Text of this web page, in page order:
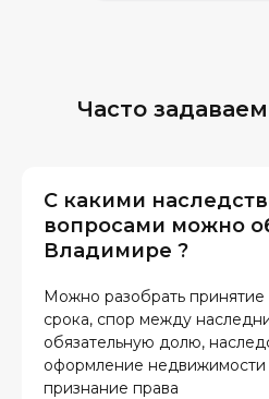
Часто
С какими
вопросами можно
Владимире ?
Можно разобрать принятие
срока, спор между
обязательную долю,
оформление
признание права